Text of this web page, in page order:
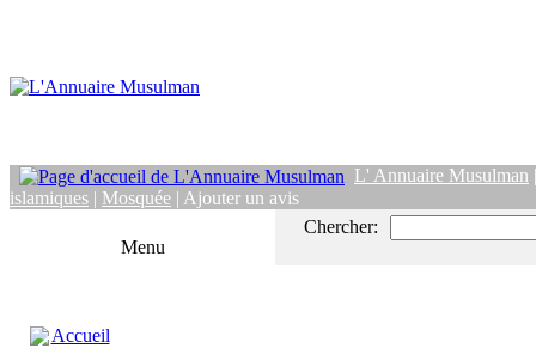
L' Annuaire Musulman
islamiques | Mosquée | Ajouter un avis
Menu
Accueil
Chercher: